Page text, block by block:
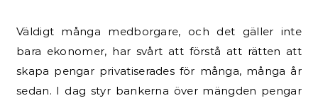
Väldigt många medborgare, och det gäller inte
bara ekonomer, har svårt att förstå att rätten att
skapa pengar privatiserades för många, många år
sedan. I dag styr bankerna över mängden pengar